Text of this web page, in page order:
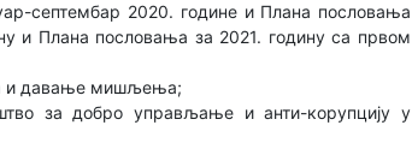
септембар 2020. године и Плана пословања
и Плана пословања за 2021. годину са првом
и давање мишљења;
за добро управљање и анти-корупцију у